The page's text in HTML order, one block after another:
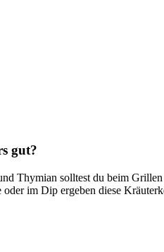
gut?
Thymian solltest du beim
im Dip ergeben diese